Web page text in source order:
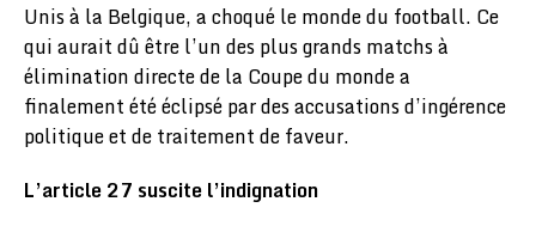
Unis à la Belgique, a choqué le monde du football. Ce
qui aurait dû être l’un des plus grands matchs à
élimination directe de la Coupe du monde a
finalement été éclipsé par des accusations d’ingérence
politique et de traitement de faveur.
L’article 27 suscite l’indignation